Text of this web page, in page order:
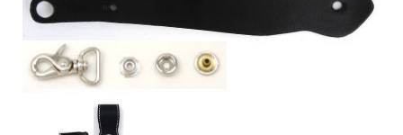
ー